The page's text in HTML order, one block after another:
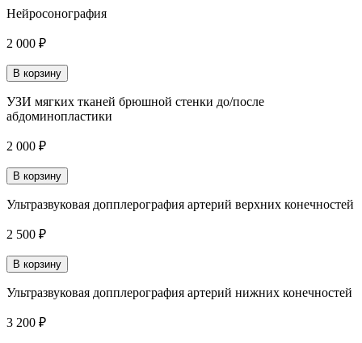
Нейросонография
2 000 ₽
В корзину
УЗИ мягких тканей брюшной стенки до/после
абдоминопластики
2 000 ₽
В корзину
Ультразвуковая допплерография артерий верхних конечностей
2 500 ₽
В корзину
Ультразвуковая допплерография артерий нижних конечностей
3 200 ₽